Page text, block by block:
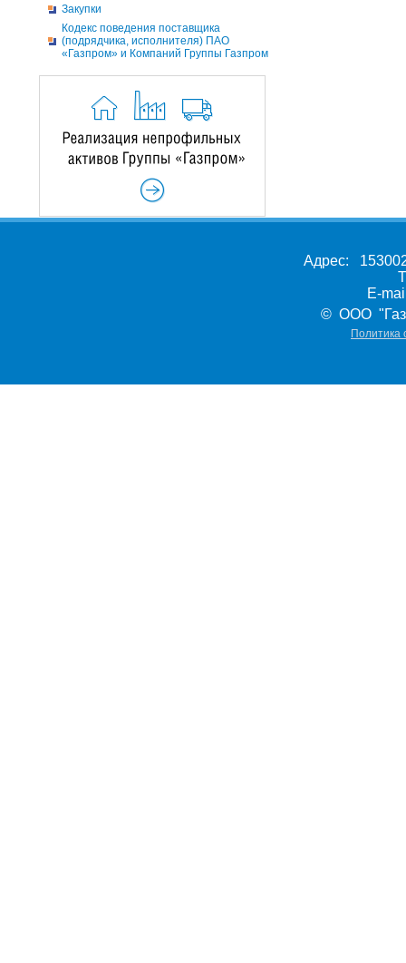
Закупки
Кодекс поведения поставщика
(подрядчика, исполнителя) ПАО
«Газпром» и Компаний Группы Газпром
Адрес:
E-
© ООО
Политика